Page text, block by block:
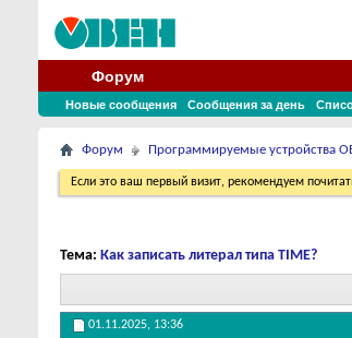
Форум
Новые сообщения Сообщения за день
Форум Программируемые устройства
Если это ваш первый визит, рекомендуем
Тема: Как записать литерал типа TIME?
01.11.2025, 13:36